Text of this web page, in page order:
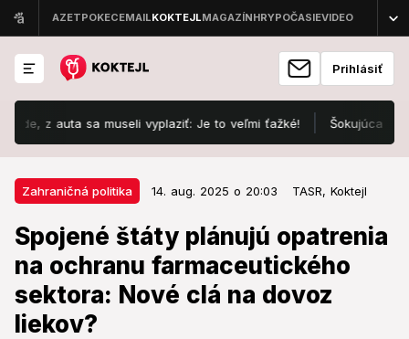
Prihlásiť
z auta sa museli vyplaziť: Je to veľmi ťažké! Šokujúca
Zahraničná politika 14. aug. 2025 o 20:03 TASR, Koktejl
Spojené štáty plánujú opatrenia
na ochranu farmaceutického
sektora: Nové clá na dovoz
liekov?
Zahraničná politika 14. aug. 2025 o 20:03
Spojené štáty plánujú opatrenia
na ochranu farmaceutického
sektora: Nové clá na dovoz
liekov?